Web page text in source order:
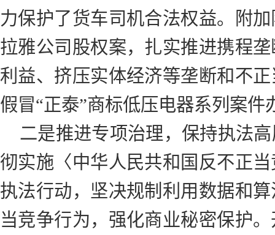
力保护了货车司机合法权益。附
拉雅公司股权案，扎实推进携程
利益、挤压实体经济等垄断和不
假冒“正泰”商标低压电器系列案
二是推进专项治理，保持执法
彻实施〈中华人民共和国反不正
执法行动，坚决规制利用数据和
当竞争行为，强化商业秘密保护